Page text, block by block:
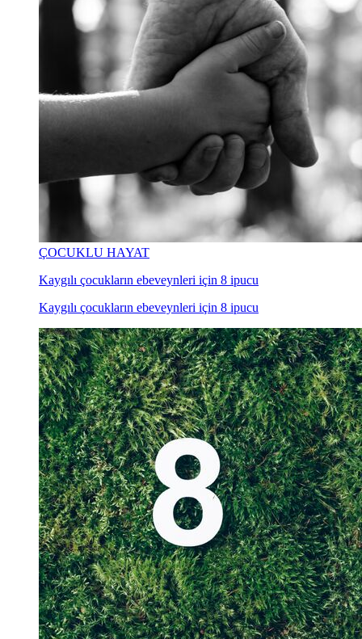
ÇOCUKLU HAYAT
Kaygılı çocukların ebeveynleri için 8 ipucu
Kaygılı çocukların ebeveynleri için 8 ipucu